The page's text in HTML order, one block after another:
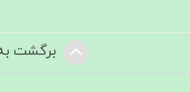
برگشت به